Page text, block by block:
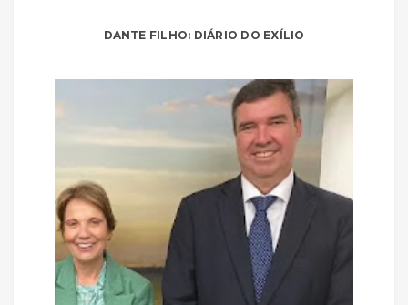
DANTE FILHO: DIÁRIO DO EXÍLIO